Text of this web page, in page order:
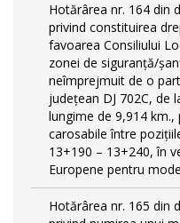
Hotărârea nr. 164 din
privind constituirea
favoarea Consiliului
zonei de siguranță/
neîmprejmuit de o
județean DJ 702C, de
lungime de 9,914
carosabile între
13+190 – 13+240, în
Europene pentru
Hotărârea nr. 165 din